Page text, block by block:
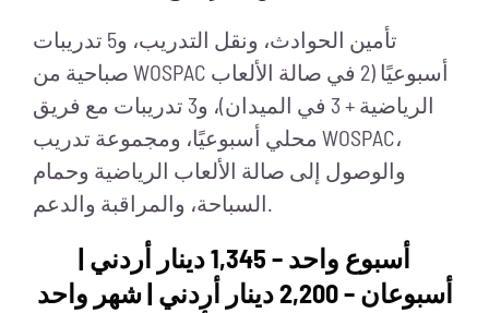
تأمين الحوادث، ونقل التدريب، و5 تدريبات
صباحية من WOSPAC أسبوعيًا (2 في صالة الألعاب
الرياضية + 3 في الميدان)، و3 تدريبات مع فريق
محلي أسبوعيًا، ومجموعة تدريب WOSPAC،
والوصول إلى صالة الألعاب الرياضية وحمام
السباحة، والمراقبة والدعم.
أسبوع واحد – 1,345 دينار أردني |
أسبوعان – 2,200 دينار أردني | شهر واحد